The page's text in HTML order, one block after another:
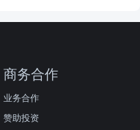
商务合作
业务合作
赞助投资